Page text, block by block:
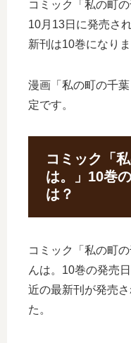
コミック「私の町
10月13日に発売さ
新刊は10巻になりま
漫画「私の町の千
定です。
コミック「
は。」10巻
は？
コミック「私の町
んは。10巻の発売
近の最新刊が発売
た。